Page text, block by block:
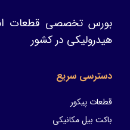
بورس تخصصی قطعات
هیدرولیکی در کشور
دسترسی سریع
قطعات پیکور
باکت بیل مکانیکی